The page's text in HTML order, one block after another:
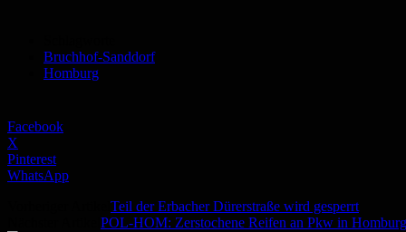
Bruchhof-Sanddorf
Homburg
Facebook
X
Pinterest
WhatsApp
Teil der Erbacher Dürerstraße wird gesperrt
POL-HOM: Zerstochene Reifen an Pkw in